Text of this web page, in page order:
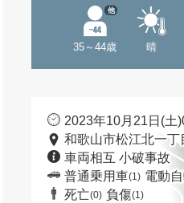
35～44歳
他
晴
2023年10月21日(土
和歌山市松江北一丁
車両相互 小破事故
普通乗用車(1) 電動
死亡(0) 負傷(1)